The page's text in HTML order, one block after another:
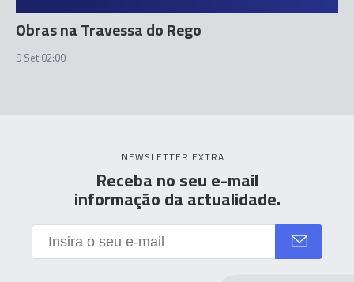
Obras na Travessa do Rego
9 Set 02:00
NEWSLETTER EXTRA
Receba no seu e-mail
informação da actualidade.